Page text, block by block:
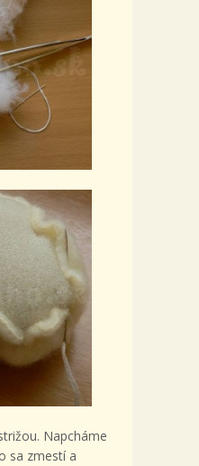
Napcháme
sa zmestí a